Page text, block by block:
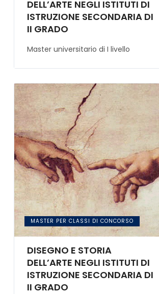
DELL’ARTE NEGLI ISTITUTI DI
ISTRUZIONE SECONDARIA DI
II GRADO
Master universitario di I livello
MASTER PER CLASSI DI CONCORSO
DISEGNO E STORIA
DELL’ARTE NEGLI ISTITUTI DI
ISTRUZIONE SECONDARIA DI
II GRADO